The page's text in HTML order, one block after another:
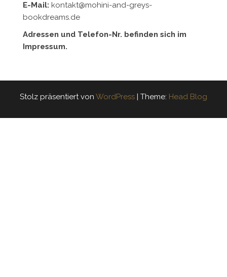
E-Mail: kontakt@mohini-and-greys-
bookdreams.de
Adressen und Telefon-Nr. befinden sich im
Impressum.
Stolz präsentiert von WordPress | Theme: Head Blog